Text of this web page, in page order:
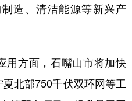
造、清洁能源等新兴产
方面，石嘴山市将加快
北部750千伏双环网等工